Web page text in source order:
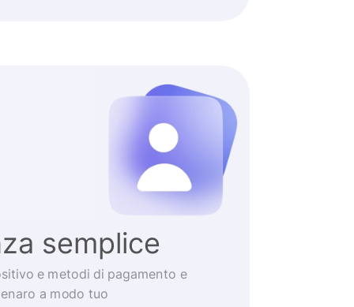
semplice
e metodi di pagamento e
a modo tuo